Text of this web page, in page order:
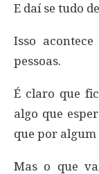
E daí se tudo
Isso
pessoas.
É claro que
algo que
que por algum
Mas o que